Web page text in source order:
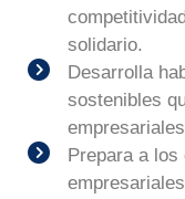
solidario.
Desarrolla
sostenibles
Prepara a